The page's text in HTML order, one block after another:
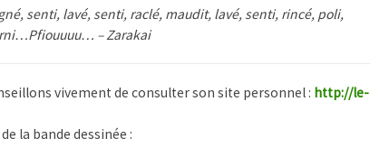
senti, lavé, senti, raclé, maudit, lavé, senti, rincé, poli,
– Zarakai
vivement de consulter son site personnel : http://le-
la bande dessinée :